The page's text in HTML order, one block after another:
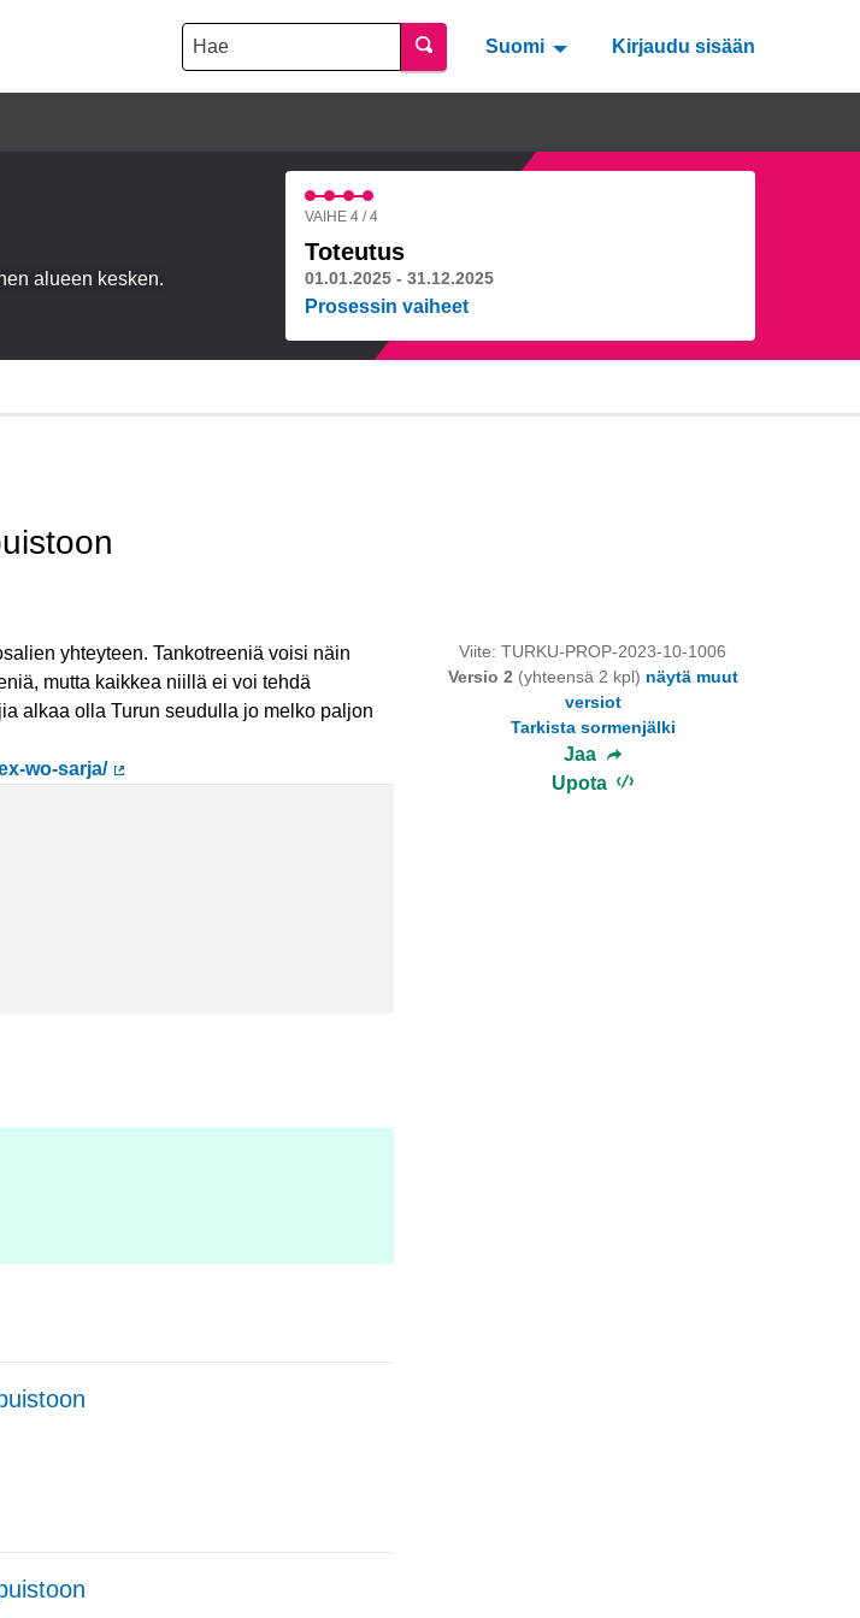
Hae Suomi Valitse kieli Välj språk
Kirjaudu sisään
alueen kesken.
VAIHE 4 / 4
Toteutus
01.01.2025 - 31.12.2025
Prosessin vaiheet
yhteyteen. Tankotreeniä voisi näin
mutta kaikkea niillä ei voi tehdä
alkaa olla Turun seudulla jo melko paljon
wo-sarja/
Viite: TURKU-PROP-2023-10-1006
Versio 2 (yhteensä 2 kpl) näytä muut
versiot
Tarkista sormenjälki
Jaa
Upota